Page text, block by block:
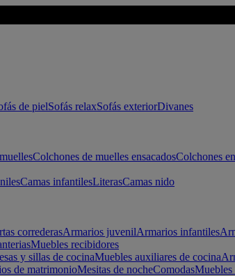
de pielSofás relaxSofás exteriorDivanes
Colchones de muelles ensacadosColchones
Camas infantilesLiterasCamas nido
correderasArmarios juvenilArmarios infantiles
Muebles recibidores
y sillas de cocinaMuebles auxiliares de cocina
de matrimonioMesitas de nocheComodas